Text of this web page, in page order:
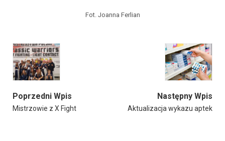
Fot. Joanna Ferlian
Poprzedni Wpis
Mistrzowie z X Fight
Następny Wpis
Aktualizacja wykazu aptek